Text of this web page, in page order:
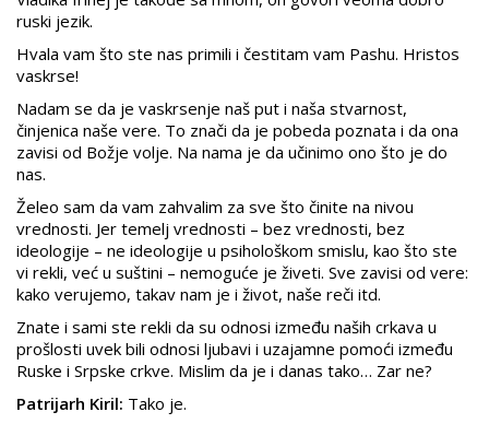
ruski jezik.
Hvala vam što ste nas primili i čestitam vam Pashu. Hristos
vaskrse!
Nadam se da je vaskrsenje naš put i naša stvarnost,
činjenica naše vere. To znači da je pobeda poznata i da ona
zavisi od Božje volje. Na nama je da učinimo ono što je do
nas.
Želeo sam da vam zahvalim za sve što činite na nivou
vrednosti. Jer temelj vrednosti – bez vrednosti, bez
ideologije – ne ideologije u psihološkom smislu, kao što ste
vi rekli, već u suštini – nemoguće je živeti. Sve zavisi od vere:
kako verujemo, takav nam je i život, naše reči itd.
Znate i sami ste rekli da su odnosi između naših crkava u
prošlosti uvek bili odnosi ljubavi i uzajamne pomoći između
Ruske i Srpske crkve. Mislim da je i danas tako… Zar ne?
Patrijarh Kiril: Tako je.